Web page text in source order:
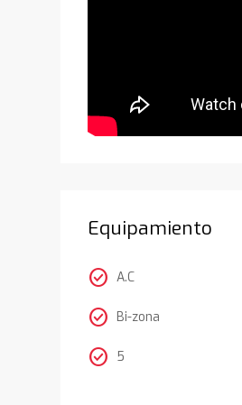
Equipamiento
check_circle A.C
check_circle Bi-zona
check_circle 5